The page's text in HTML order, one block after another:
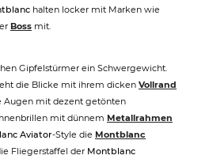
halten locker mit Marken wie
Boss mit.
Gipfelstürmer ein Schwergewicht.
die Blicke mit ihrem dicken Vollrand
Augen mit dezent getönten
mit dünnem Metallrahmen
Aviator-Style die Montblanc
Fliegerstaffel der Montblanc